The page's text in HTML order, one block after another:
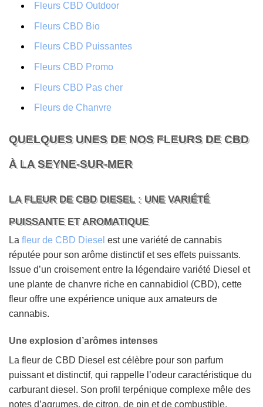
Fleurs CBD Outdoor
Fleurs CBD Bio
Fleurs CBD Puissantes
Fleurs CBD Promo
Fleurs CBD Pas cher
Fleurs de Chanvre
QUELQUES UNES DE NOS FLEURS DE CBD
À LA SEYNE-SUR-MER
LA FLEUR DE CBD DIESEL : UNE VARIÉTÉ
PUISSANTE ET AROMATIQUE
La fleur de CBD Diesel est une variété de cannabis
réputée pour son arôme distinctif et ses effets puissants.
Issue d’un croisement entre la légendaire variété Diesel et
une plante de chanvre riche en cannabidiol (CBD), cette
fleur offre une expérience unique aux amateurs de
cannabis.
Une explosion d’arômes intenses
La fleur de CBD Diesel est célèbre pour son parfum
puissant et distinctif, qui rappelle l’odeur caractéristique du
carburant diesel. Son profil terpénique complexe mêle des
notes d’agrumes, de citron, de pin et de combustible,